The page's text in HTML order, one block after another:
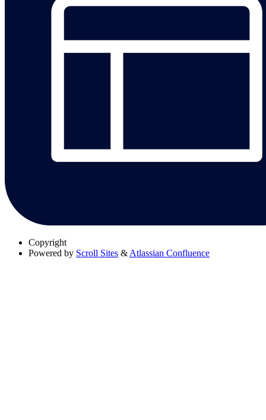
Copyright
Powered by Scroll Sites & Atlassian Confluence